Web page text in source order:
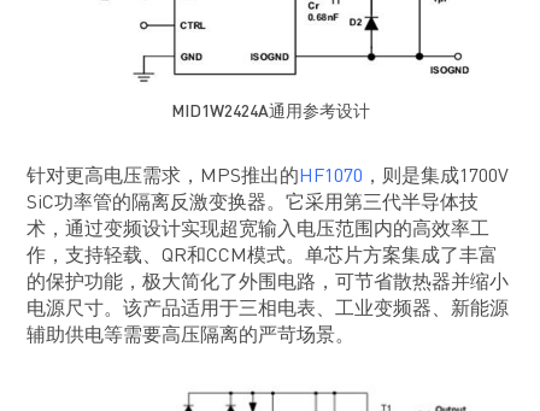
MID1W2424A通用参考设计
针对更高电压需求，MPS推出的HF1070 ，则是集成1700V
SiC功率管的隔离反激变换器。它采用第三代半导体技
术，通过变频设计实现超宽输入电压范围内的高效率工
作，支持轻载、QR和CCM模式。单芯片方案集成了丰富
的保护功能，极大简化了外围电路，可节省散热器并缩小
电源尺寸。该产品适用于三相电表、工业变频器、新能源
辅助供电等需要高压隔离的严苛场景。